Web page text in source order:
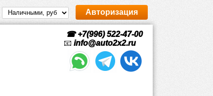
Авторизация
☎ +7(996) 522-47-00
📧 info@auto2x2.ru